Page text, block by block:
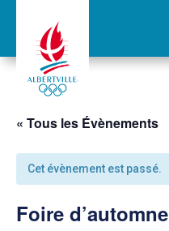
« Tous les Évènements
Cet évènement est passé.
Foire d’automne